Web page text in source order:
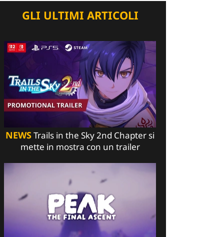
GLI ULTIMI ARTICOLI
NEWSTrails in the Sky 2nd Chapter si
mette in mostra con un trailer